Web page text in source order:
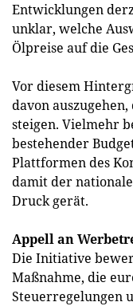
Entwicklungen
unklar, welche
Ölpreise auf die
Vor diesem
davon
steigen. Vielmehr
bestehender
Plattformen des
damit der
Druck gerät.
Appell an
Die Initiative
Maßnahme, die
Steuerregelungen